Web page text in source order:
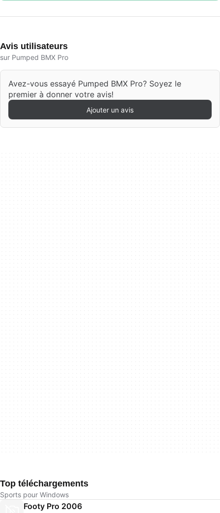
Avis utilisateurs
sur Pumped BMX Pro
Avez-vous essayé Pumped BMX Pro? Soyez le
premier à donner votre avis!
Ajouter un avis
Top téléchargements
Sports pour Windows
Footy Pro 2006